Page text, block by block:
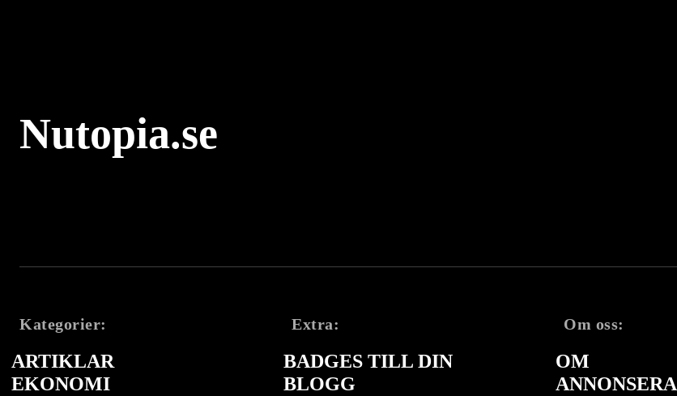
Nutopia.se
Kategorier:
ARTIKLAR
EKONOMI
Extra:
BADGES TILL DIN
BLOGG
Om oss:
OM
ANNONSERA